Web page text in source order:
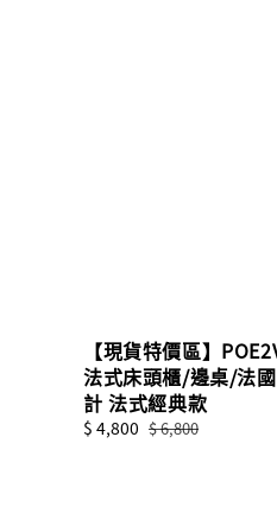
【現貨特價區】
法式床頭櫃/邊桌/法
計 法式經典款
Sale
$ 4,800 Regular
$ 6,800